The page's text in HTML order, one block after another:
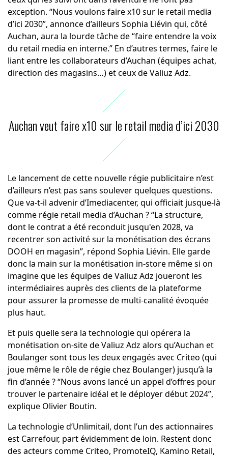
exception. “Nous voulons faire x10 sur le retail media
d’ici 2030”, annonce d’ailleurs Sophia Liévin qui, côté
Auchan, aura la lourde tâche de “faire entendre la voix
du retail media en interne.” En d’autres termes, faire le
liant entre les collaborateurs d’Auchan (équipes achat,
direction des magasins…) et ceux de Valiuz Adz.
Auchan veut faire x10 sur le retail media d’ici 2030
Le lancement de cette nouvelle régie publicitaire n’est
d’ailleurs n’est pas sans soulever quelques questions.
Que va-t-il advenir d’Imediacenter, qui officiait jusque-là
comme régie retail media d’Auchan ? “La structure,
dont le contrat a été reconduit jusqu'en 2028, va
recentrer son activité sur la monétisation des écrans
DOOH en magasin”, répond Sophia Liévin. Elle garde
donc la main sur la monétisation in-store même si on
imagine que les équipes de Valiuz Adz joueront les
intermédiaires auprès des clients de la plateforme
pour assurer la promesse de multi-canalité évoquée
plus haut.
Et puis quelle sera la technologie qui opérera la
monétisation on-site de Valiuz Adz alors qu’Auchan et
Boulanger sont tous les deux engagés avec Criteo (qui
joue même le rôle de régie chez Boulanger) jusqu’à la
fin d’année ? “Nous avons lancé un appel d’offres pour
trouver le partenaire idéal et le déployer début 2024”,
explique Olivier Boutin.
La technologie d’Unlimitail, dont l’un des actionnaires
est Carrefour, part évidemment de loin. Restent donc
des acteurs comme Criteo, PromoteIQ, Kamino Retail,